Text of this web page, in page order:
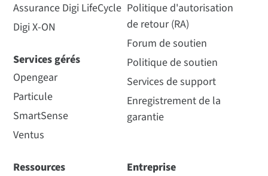
Assurance Digi LifeCycle
Digi X-ON
Services gérés
Opengear
Particule
SmartSense
Ventus
Politique d'autorisation
de retour (RA)
Forum de soutien
Politique de soutien
Services de support
Enregistrement de la
garantie
Ressources
Entreprise